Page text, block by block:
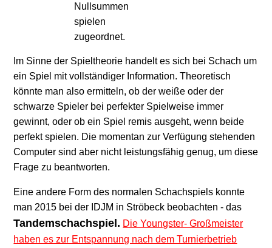
Nullsummen
spielen
zugeordnet.
Im Sinne der Spieltheorie handelt es sich bei Schach um
ein Spiel mit vollständiger Information. Theoretisch
könnte man also ermitteln, ob der weiße oder der
schwarze Spieler bei perfekter Spielweise immer
gewinnt, oder ob ein Spiel remis ausgeht, wenn beide
perfekt spielen. Die momentan zur Verfügung stehenden
Computer sind aber nicht leistungsfähig genug, um diese
Frage zu beantworten.
Eine andere Form des normalen Schachspiels konnte
man 2015 bei der IDJM in Ströbeck beobachten - das
Tandemschachspiel. Die Youngster- Großmeister
haben es zur Entspannung nach dem Turnierbetrieb